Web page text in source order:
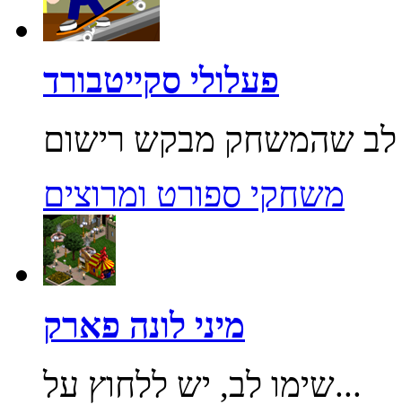
פעלולי סקייטבורד
משחקי ספורט ומרוצים
מיני לונה פארק
שימו לב, יש ללחוץ על...